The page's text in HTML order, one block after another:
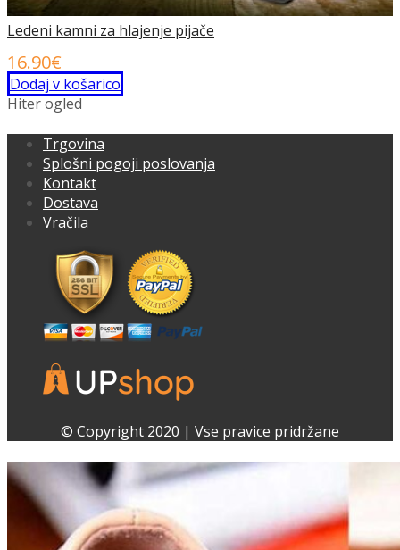
Ledeni kamni za hlajenje pijače
16.90€
Dodaj v košarico
Hiter ogled
Trgovina
Splošni pogoji poslovanja
Kontakt
Dostava
Vračila
Facebook
Instagram© Copyright 2020 | Vse pravice pridržane